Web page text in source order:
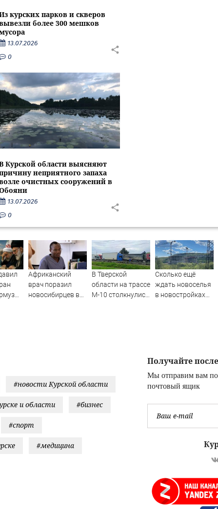
курских парков и скверов
более 300 мешков
13.07.2026
0
Курской области выясняют
неприятного запаха
очистных сооружений в
13.07.2026
0
Африканский
врач поразил
новосибирцев в
В Тверской
области на трассе
М-10 столкнулись
Сколько ещё
ждать новоселья
в новостройках
Получайте
Мы отправим вам
почтовый ящик
#новости Курской области
и области #бизнес
#спорт
#медицина